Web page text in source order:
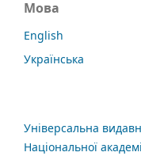
Мова
English
Українська
Універсальна
Національної